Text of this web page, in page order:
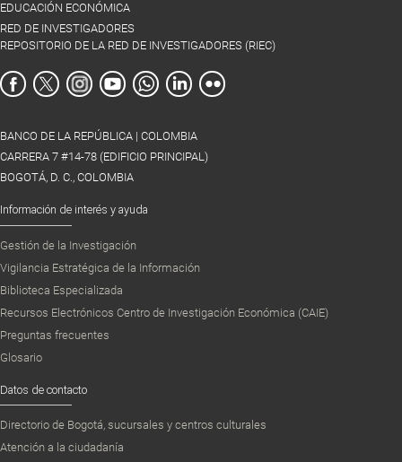
EDUCACIÓN ECONÓMICA
RED DE INVESTIGADORES
REPOSITORIO DE LA RED DE INVESTIGADORES (RIEC)
BANCO DE LA REPÚBLICA | COLOMBIA
CARRERA 7 #14-78 (EDIFICIO PRINCIPAL)
BOGOTÁ, D. C., COLOMBIA
Información de interés y ayuda
Gestión de la Investigación
Vigilancia Estratégica de la Información
Biblioteca Especializada
Recursos Electrónicos Centro de Investigación Económica (CAIE)
Preguntas frecuentes
Glosario
Datos de contacto
Directorio de Bogotá, sucursales y centros culturales
Atención a la ciudadanía